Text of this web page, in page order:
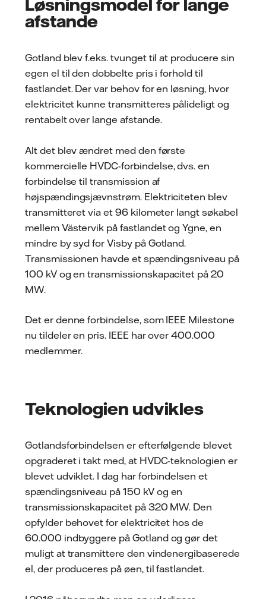
Løsningsmodel for lange
afstande
Gotland blev f.eks. tvunget til at producere sin
egen el til den dobbelte pris i forhold til
fastlandet. Der var behov for en løsning, hvor
elektricitet kunne transmitteres pålideligt og
rentabelt over lange afstande.
Alt det blev ændret med den første
kommercielle HVDC-forbindelse, dvs. en
forbindelse til transmission af
højspændingsjævnstrøm. Elektriciteten blev
transmitteret via et 96 kilometer langt søkabel
mellem Västervik på fastlandet og Ygne, en
mindre by syd for Visby på Gotland.
Transmissionen havde et spændingsniveau på
100 kV og en transmissionskapacitet på 20
MW.
Det er denne forbindelse, som IEEE Milestone
nu tildeler en pris. IEEE har over 400.000
medlemmer.
Teknologien udvikles
Gotlandsforbindelsen er efterfølgende blevet
opgraderet i takt med, at HVDC-teknologien er
blevet udviklet. I dag har forbindelsen et
spændingsniveau på 150 kV og en
transmissionskapacitet på 320 MW. Den
opfylder behovet for elektricitet hos de
60.000 indbyggere på Gotland og gør det
muligt at transmittere den vindenergibaserede
el, der produceres på øen, til fastlandet.